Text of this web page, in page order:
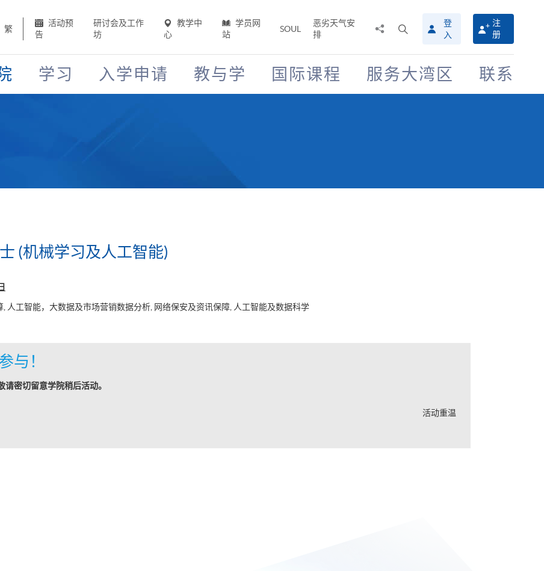
繁
活动预
告
研讨会及工作
坊
教学中
心
学员网
站
SOUL
恶劣天气安
排
搜
寻
介
面
登
入
注
册
学习 入学申请 教与学 国际课程 服务大湾区 联系
(机械学习及人工智能)
人工智能，大数据及市场营销数据分析, 网络保安及资讯保障, 人工智能及数据科学
与！
密切留意学院稍后活动。
活动重温